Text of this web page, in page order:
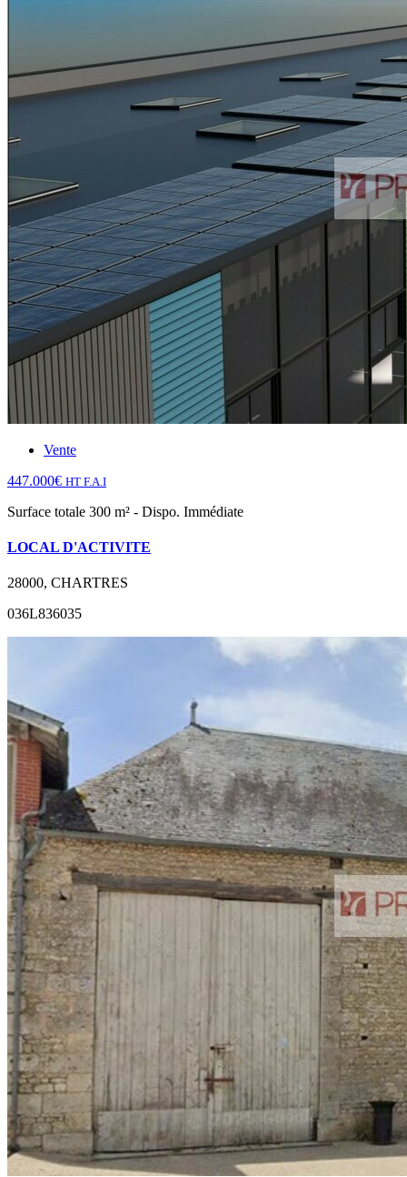
Vente
447.000€ HT F.A.I
Surface totale 300 m² - Dispo. Immédiate
LOCAL D'ACTIVITE
28000, CHARTRES
036L836035